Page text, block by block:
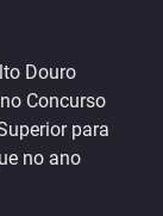
Douro
Concurso
para
no ano